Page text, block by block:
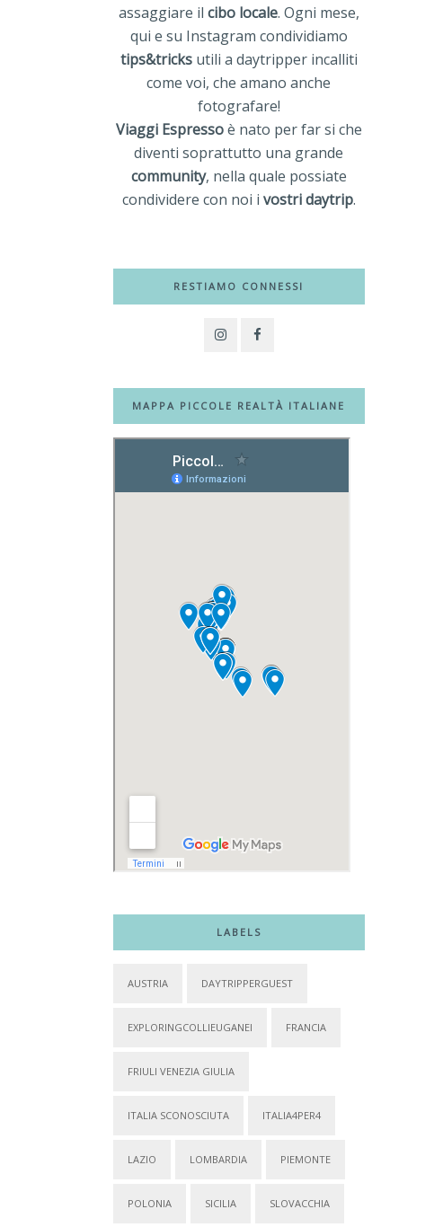
assaggiare il cibo locale. Ogni mese,
qui e su Instagram condividiamo
tips&tricks utili a daytripper incalliti
come voi, che amano anche
fotografare!
Viaggi Espressoè nato per far si che
diventi soprattutto una grande
community, nella quale possiate
condividere con noi i vostri daytrip.
RESTIAMO CONNESSI
MAPPA PICCOLE REALTÀ ITALIANE
LABELS
AUSTRIA DAYTRIPPERGUEST
EXPLORINGCOLLIEUGANEI FRANCIA
FRIULI VENEZIA GIULIA
ITALIA SCONOSCIUTA ITALIA4PER4
LAZIO LOMBARDIA PIEMONTE
POLONIA SICILIA SLOVACCHIA